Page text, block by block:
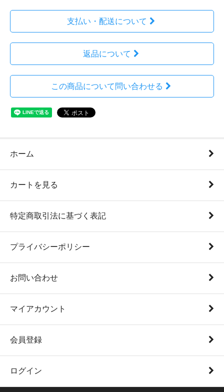
支払い・配送について
返品について
この商品について問い合わせる
ホーム
カートを見る
特定商取引法に基づく表記
プライバシーポリシー
お問い合わせ
マイアカウント
会員登録
ログイン